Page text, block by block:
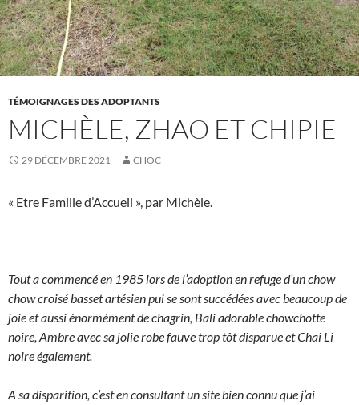
TÉMOIGNAGES DES ADOPTANTS
MICHÈLE, ZHAO ET CHIPIE
29 DÉCEMBRE 2021 CHÔC
« Etre Famille d’Accueil », par Michèle.
Tout a commencé en 1985 lors de l’adoption en refuge d’un chow
chow croisé basset artésien pui se sont succédées avec beaucoupde
joie et aussi énormément de chagrin, Bali adorable chowchotte
noire, Ambre avec sa jolie robe fauve trop tôt disparue et Chai Li
noire également.
A sa disparition, c’est en consultant un site bien connu que j’ai